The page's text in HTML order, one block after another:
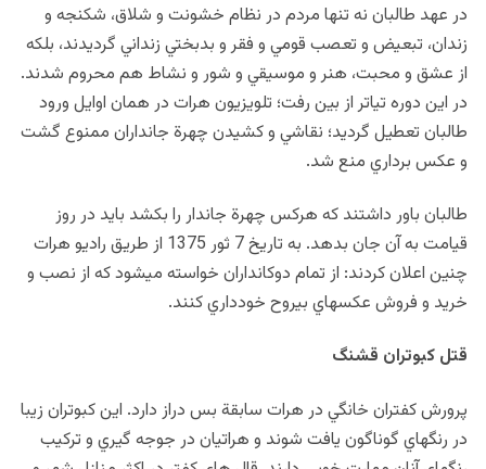
در عهد طالبان نه تنها مردم در نظام خشونت و شلاق، شکنجه و
زندان، تبعيض و تعصب قومي و فقر و بدبختي زنداني گرديدند، بلکه
از عشق و محبت، هنر و موسيقي و شور و نشاط هم محروم شدند.
در اين دوره تياتر از بين رفت؛ تلويزيون هرات در همان اوايل ورود
طالبان تعطيل گرديد؛ نقاشي و کشيدن چهرة جانداران ممنوع گشت
و عکس برداري منع شد.
طالبان باور داشتند که هرکس چهرة جاندار را بکشد بايد در روز
قيامت به آن جان بدهد. به تاريخ 7 ثور 1375 از طريق راديو هرات
چنين اعلان کردند: از تمام دوکانداران خواسته می‏شود که از نصب و
خريد و فروش عکس‏هاي بي‏روح خود‏داري کنند.
قتل کبوتران قشنگ
پرورش کفتران خانگي در هرات سابقة بس دراز دارد. اين کبوتران زيبا
در رنگهاي گوناگون يافت شوند و هراتيان در جوجه گيري و ترکيب